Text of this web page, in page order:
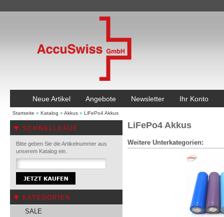
Neue Artikel Angebote Newsletter Ihr Konto
Startseite » Katalog » Akkus » LiFePo4 Akkus
SCHNELLKAUF
Bitte geben Sie die Artikelnummer aus
unserem Katalog ein.
KATEGORIEN
SALE
LiFePo4 Akkus
Weitere Unterkategorien: